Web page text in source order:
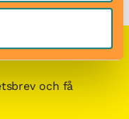
och få